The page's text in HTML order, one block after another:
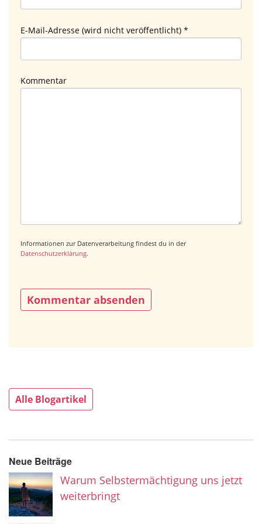
E-Mail-Adresse (wird nicht veröffentlicht) *
Kommentar
Informationen zur Datenverarbeitung findest du in der
Datenschutzerklärung.
Alle Blogartikel
Neue Beiträge
Warum Selbstermächtigung uns jetzt
weiterbringt